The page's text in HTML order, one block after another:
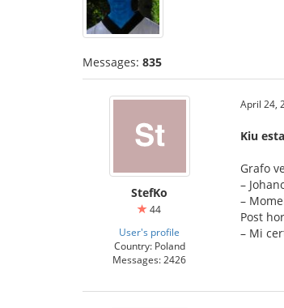
Messages: 835
StefKo
44
User's profile
Country: Poland
Messages: 2426
April 24,
Kiu
Grafo
–
–
Post
– Mi